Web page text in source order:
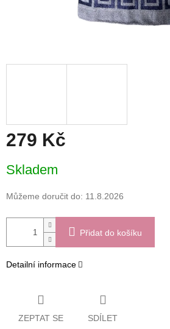
279 Kč
cena:
Skladem
Můžeme doručit do: 11.8.2026
Přidat do košíku
Detailní informace
ZEPTAT SE SDÍLET